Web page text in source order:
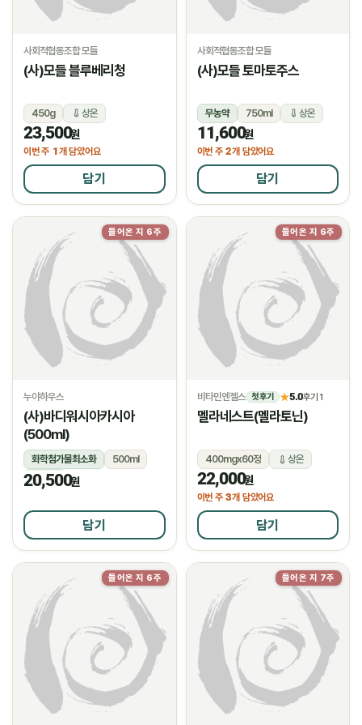
사회적협동조합 모들
(사)모들 블루베리청
450g 상온
23,500원
이번 주 1개 담았어요
담기
사회적협동조합 모들
(사)모들 토마토주스
무농약 750ml 상온
11,600원
이번 주 2개 담았어요
담기
들어온 지 6주
누야하우스
(사)바디워시아카시아
(500ml)
화학첨가물최소화
500ml
상온
20,500원
담기
들어온 지 6주
비타민엔젤스 첫 후기 ★5.0후기 1
멜라네스트(멜라토닌)
400mgx60정 상온
22,000원
이번 주 3개 담았어요
담기
들어온 지 6주 들어온 지 7주